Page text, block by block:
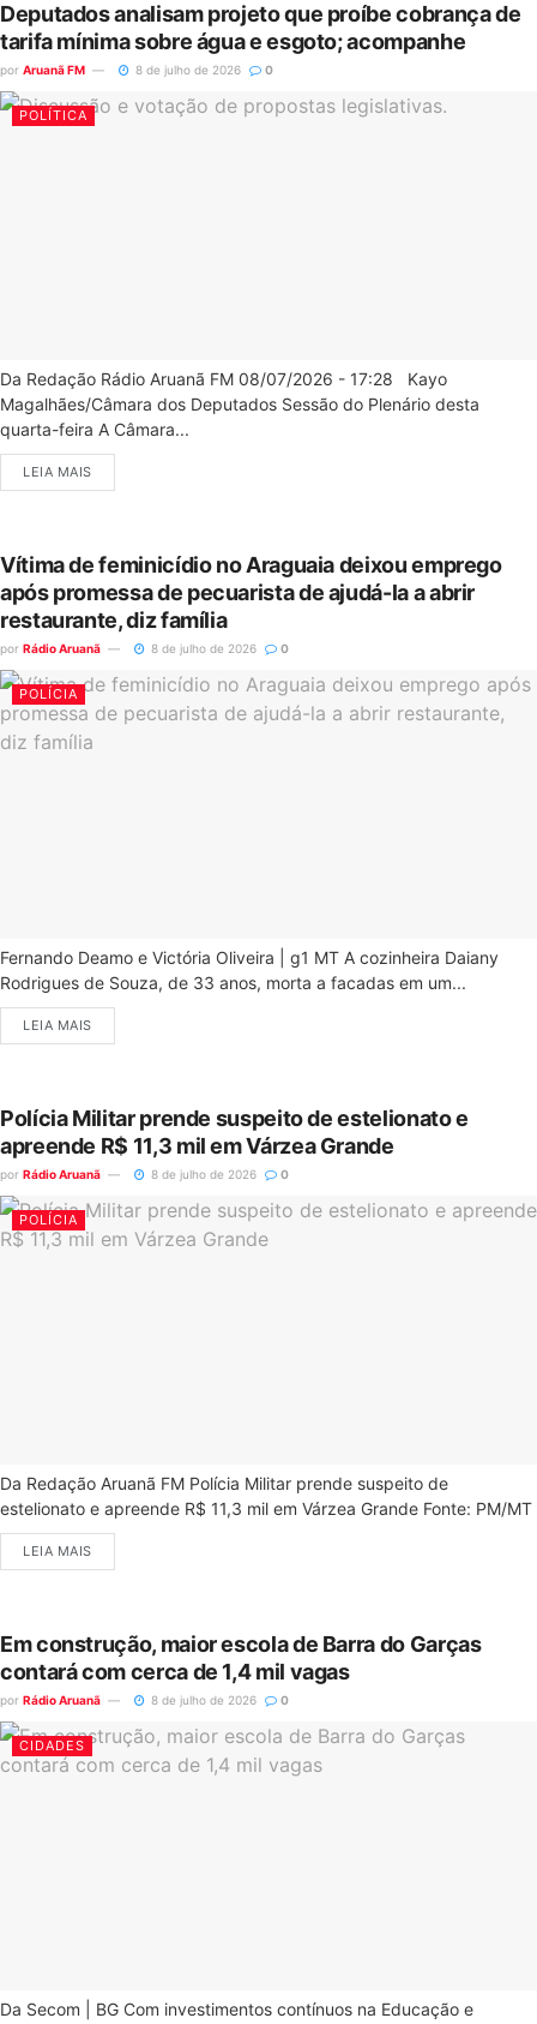
Deputados analisam projeto que proíbe cobrança de
tarifa mínima sobre água e esgoto; acompanhe
por Aruanã FM 8 de julho de 2026 0
POLÍTICA
Da Redação Rádio Aruanã FM 08/07/2026 - 17:28 Kayo
Magalhães/Câmara dos Deputados Sessão do Plenário desta
quarta-feira A Câmara...
LEIA MAIS
Vítima de feminicídio no Araguaia deixou emprego
após promessa de pecuarista de ajudá-la a abrir
restaurante, diz família
por Rádio Aruanã 8 de julho de 2026 0
POLÍCIA
Fernando Deamo e Victória Oliveira | g1 MT A cozinheira Daiany
Rodrigues de Souza, de 33 anos, morta a facadas em um...
LEIA MAIS
Polícia Militar prende suspeito de estelionato e
apreende R$ 11,3 mil em Várzea Grande
por Rádio Aruanã 8 de julho de 2026 0
POLÍCIA
Da Redação Aruanã FM Polícia Militar prende suspeito de
estelionato e apreende R$ 11,3 mil em Várzea Grande Fonte: PM/MT
LEIA MAIS
Em construção, maior escola de Barra do Garças
contará com cerca de 1,4 mil vagas
por Rádio Aruanã 8 de julho de 2026 0
CIDADES
Da Secom | BG Com investimentos contínuos na Educação e